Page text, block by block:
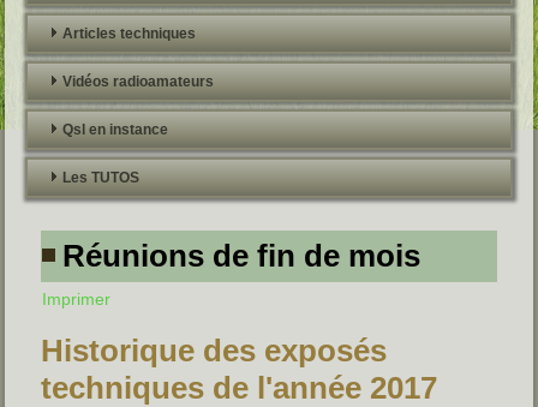
Articles techniques
Vidéos radioamateurs
Qsl en instance
Les TUTOS
Réunions de fin de mois
Imprimer
Historique des exposés
techniques de l'année 2017